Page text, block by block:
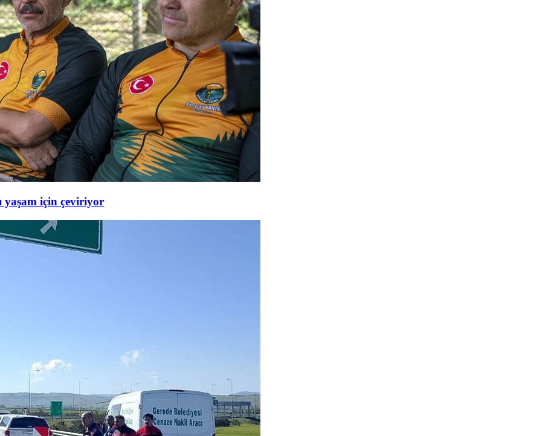
yaşam için çeviriyor